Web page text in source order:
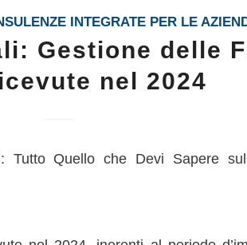
INTEGRATE PER LE
Gestione delle
nel 2024
Tutto Quello che Devi Sapere